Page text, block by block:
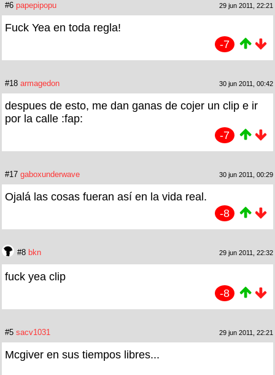
#6 papepipopu 29 jun 2011, 22:21
Fuck Yea en toda regla!
-7
#18 armagedon 30 jun 2011, 00:42
despues de esto, me dan ganas de cojer un clip e ir
por la calle :fap:
-7
#17 gaboxunderwave 30 jun 2011, 00:29
Ojalá las cosas fueran así en la vida real.
-8
#8 bkn 29 jun 2011, 22:32
fuck yea clip
-8
#5 sacv1031 29 jun 2011, 22:21
Mcgiver en sus tiempos libres...